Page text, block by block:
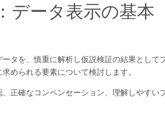
データ表示の基本
タを、慎重に解析し仮説検証の結果とし
められる要素について検討します。
正確なコンペンセーション、理解しやすい